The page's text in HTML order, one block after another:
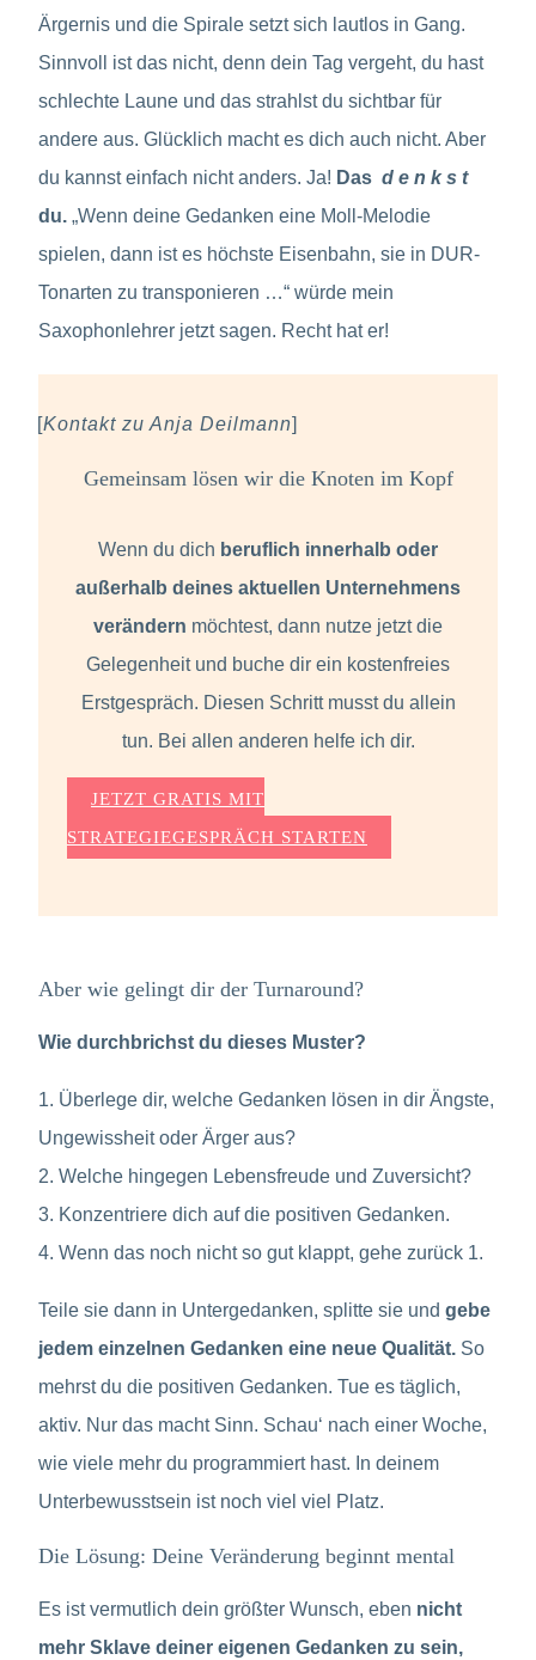
Ärgernis und die Spirale setzt sich lautlos in Gang.
Sinnvoll ist das nicht, denn dein Tag vergeht, du hast
schlechte Laune und das strahlst du sichtbar für
andere aus. Glücklich macht es dich auch nicht. Aber
du kannst einfach nicht anders. Ja! Das d e n k s t
du. „Wenn deine Gedanken eine Moll-Melodie
spielen, dann ist es höchste Eisenbahn, sie in DUR-
Tonarten zu transponieren …“ würde mein
Saxophonlehrer jetzt sagen. Recht hat er!
[Kontakt zu Anja Deilmann]
Gemeinsam lösen wir die Knoten im Kopf
Wenn du dich beruflich innerhalb oder
außerhalb deines aktuellen Unternehmens
verändern möchtest, dann nutze jetzt die
Gelegenheit und buche dir ein kostenfreies
Erstgespräch. Diesen Schritt musst du allein
tun. Bei allen anderen helfe ich dir.
JETZT GRATIS MIT
STRATEGIEGESPRÄCH STARTEN
Aber wie gelingt dir der Turnaround?
Wie durchbrichst du dieses Muster?
1. Überlege dir, welche Gedanken lösen in dir Ängste,
Ungewissheit oder Ärger aus?
2. Welche hingegen Lebensfreude und Zuversicht?
3. Konzentriere dich auf die positiven Gedanken.
4. Wenn das noch nicht so gut klappt, gehe zurück 1.
Teile sie dann in Untergedanken, splitte sie und gebe
jedem einzelnen Gedanken eine neue Qualität. So
mehrst du die positiven Gedanken. Tue es täglich,
aktiv. Nur das macht Sinn. Schau‘ nach einer Woche,
wie viele mehr du programmiert hast. In deinem
Unterbewusstsein ist noch viel viel Platz.
Die Lösung: Deine Veränderung beginnt mental
Es ist vermutlich dein größter Wunsch, eben nicht
mehr Sklave deiner eigenen Gedanken zu sein,